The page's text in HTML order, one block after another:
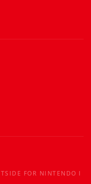
FOR NINTENDO I